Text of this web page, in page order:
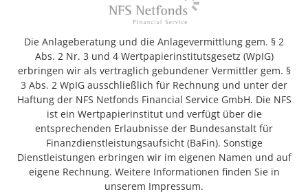
Die Anlageberatung und die Anlagevermittlung gem. § 2
Abs. 2 Nr. 3 und 4 Wertpapierinstitutsgesetz (WpIG)
erbringen wir als vertraglich gebundener Vermittler gem. §
3 Abs. 2 WpIG ausschließlich für Rechnung und unter der
Haftung der NFS Netfonds Financial Service GmbH. Die NFS
ist ein Wertpapierinstitut und verfügt über die
entsprechenden Erlaubnisse der Bundesanstalt für
Finanzdienstleistungsaufsicht (BaFin). Sonstige
Dienstleistungen erbringen wir im eigenen Namen und auf
eigene Rechnung. Weitere Informationen finden Sie in
unserem Impressum.